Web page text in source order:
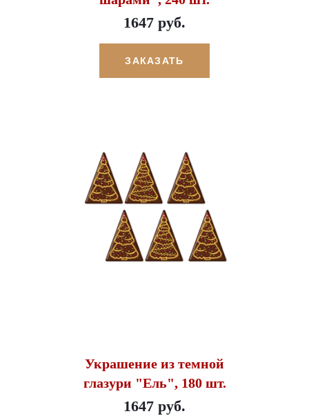
1647 руб.
ЗАКАЗАТЬ
Украшение из темной
глазури "Ель", 180 шт.
1647 руб.